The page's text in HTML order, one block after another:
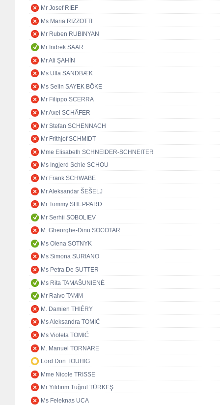
Mr Josef RIEF
Ms Maria RIZZOTTI
Mr Ruben RUBINYAN
Mr Indrek SAAR
Mr Ali ŞAHİN
Ms Ulla SANDBÆK
Ms Selin SAYEK BÖKE
Mr Filippo SCERRA
Mr Axel SCHÄFER
Mr Stefan SCHENNACH
Mr Frithjof SCHMIDT
Mme Elisabeth SCHNEIDER-SCHNEITER
Ms Ingjerd Schie SCHOU
Mr Frank SCHWABE
Mr Aleksandar ŠEŠELJ
Mr Tommy SHEPPARD
Mr Serhii SOBOLIEV
M. Gheorghe-Dinu SOCOTAR
Ms Olena SOTNYK
Ms Simona SURIANO
Ms Petra De SUTTER
Ms Rita TAMAŠUNIENĖ
Mr Raivo TAMM
M. Damien THIÉRY
Ms Aleksandra TOMIĆ
Ms Violeta TOMIĆ
M. Manuel TORNARE
Lord Don TOUHIG
Mme Nicole TRISSE
Mr Yıldırım Tuğrul TÜRKEŞ
Ms Feleknas UCA